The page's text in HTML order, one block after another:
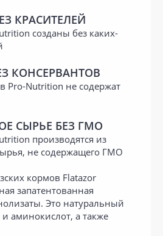
КРАСИТЕЛЕЙ
созданы без каких-
КОНСЕРВАНТОВ
Pro-Nutrition не содержат
СЫРЬЕ БЕЗ ГМО
производятся из
не содержащего ГМО
кормов Flatazor
запатентованная
Это натуральный
и аминокислот, а также